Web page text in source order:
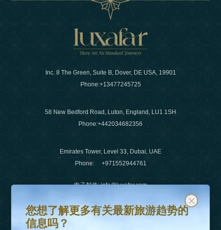
Inc. 8 The Green, Suite B, Dover, DE USA, 19901
Phone:+13477245725
58 New Bedford Road, Luton, England, LU1 1SH
Phone:+442034682356
Emirates Tower, Level 33, Dubai, UAE
Phone: +971552944761
电子邮件:info@luxafar.com
微信没有:+442034682356
+971552944761
您想了解更多有关最新旅游趋势的信息吗？
订阅我们的时事通讯并保持更新
您想了解更多有关最新旅游趋势的
信息吗？